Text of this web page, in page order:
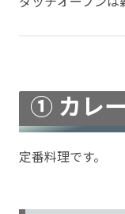
① カレー
定番料理です。